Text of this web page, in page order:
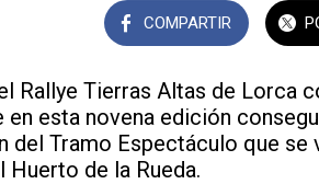
COMPARTIR
Rallye Tierras Altas de Lorca
en esta novena edición
del Tramo Espectáculo que se
de la Rueda.